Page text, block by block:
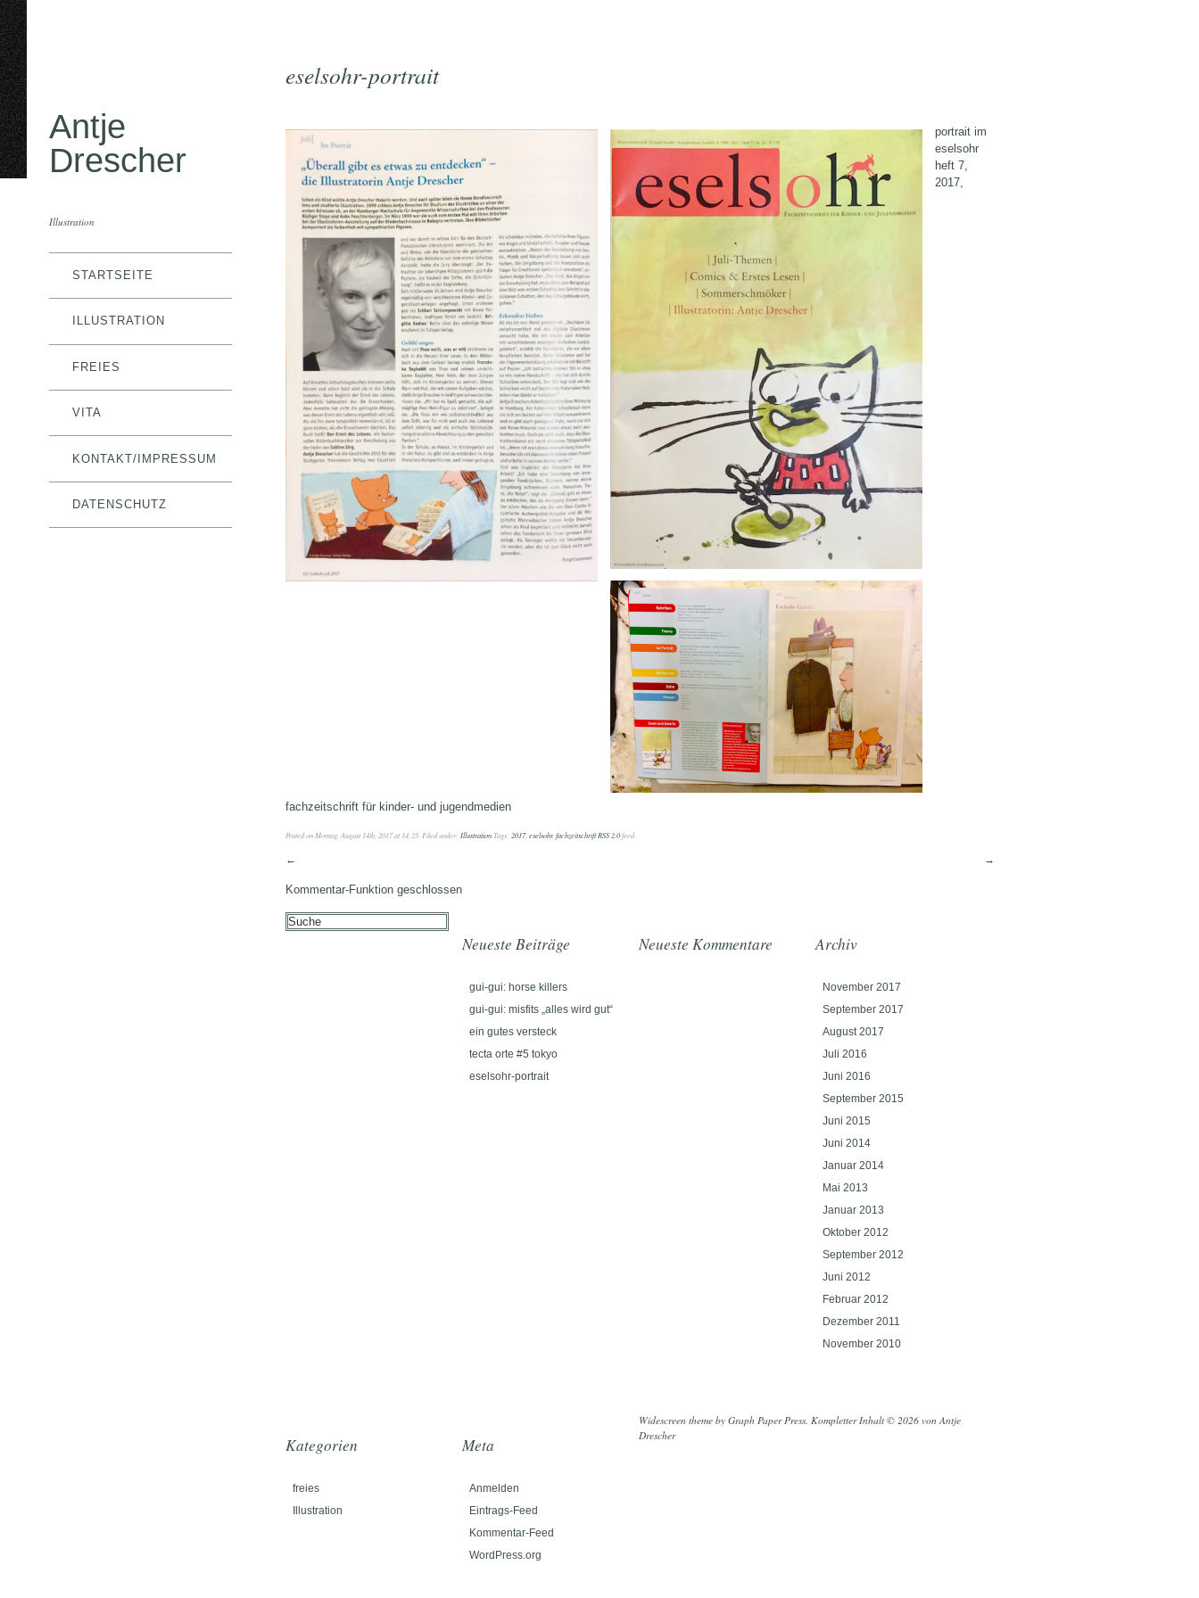
Antje
Drescher
Illustration
STARTSEITE
ILLUSTRATION
FREIES
VITA
KONTAKT/IMPRESSUM
DATENSCHUTZ
eselsohr-portrait
portrait im
eselsohr
heft 7,
2017,
fachzeitschrift für kinder- und jugendmedien
Posted on Montag, August 14th, 2017 at 14:25. Filed under: IllustrationTags: 2017, eselsohr,fachzeitschriftRSS 2.0feed.
← →
Kommentar-Funktion geschlossen
Neueste Beiträge
gui-gui: horse killers
gui-gui: misfits „alles wird gut“
ein gutes versteck
tecta orte #5 tokyo
eselsohr-portrait
Neueste Kommentare Archiv
November 2017
September 2017
August 2017
Juli 2016
Juni 2016
September 2015
Juni 2015
Juni 2014
Januar 2014
Mai 2013
Januar 2013
Oktober 2012
September 2012
Juni 2012
Februar 2012
Dezember 2011
November 2010
Kategorien
freies
Illustration
Meta
Anmelden
Eintrags-Feed
Kommentar-Feed
WordPress.org
Widescreen theme by Graph Paper Press. Kompletter Inhalt © 2026 von Antje
Drescher